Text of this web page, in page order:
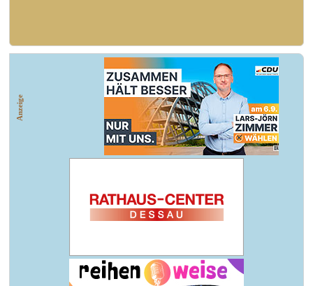
+++ Coswig: Die Elfähre Coswig hat wegen des geringen Wasserstands der Elbe den
Anzeige